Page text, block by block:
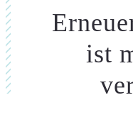
ist